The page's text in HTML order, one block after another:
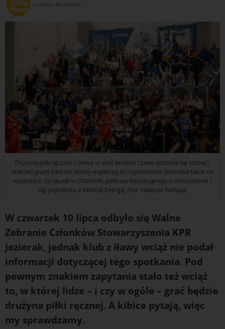
ostatnie aktualności ‹
Drużyna piłki ręcznej z Iławy w dość krótkim czasie dorobiła się licznej i
wiernej grupy kibiców, którzy wspierają szczypiornistów Jezioraka także na
wyjazdach (tu akurat w Olsztynie, podczas decydującego o mistrzostwie I
ligi pojedynku z Warmią Energą) (Fot. Mateusz Partyga)
W czwartek 10 lipca odbyło się Walne
Zebranie Członków Stowarzyszenia KPR
Jeziorak, jednak klub z Iławy wciąż nie podał
informacji dotyczącej tego spotkania. Pod
pewnym znakiem zapytania stało też wciąż
to, w której lidze – i czy w ogóle – grać będzie
drużyna piłki ręcznej. A kibice pytają, więc
my sprawdzamy.